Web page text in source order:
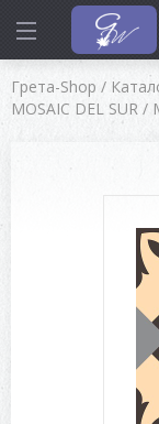
Грета-Shop /
MOSAIC DEL SUR /